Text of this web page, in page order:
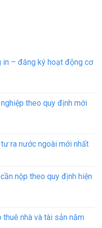
– đăng ký hoạt động cơ
theo quy định mới
ra nước ngoài mới nhất
nộp theo quy định hiện
thuê nhà và tài sản năm